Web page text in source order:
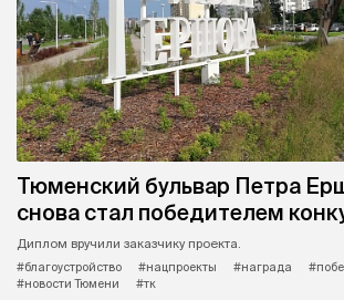
Тюменский бульвар Петра
снова стал победителем
Диплом вручили заказчику проекта.
#благоустройство
#нацпроекты #награда
#новости Тюмени
#тк